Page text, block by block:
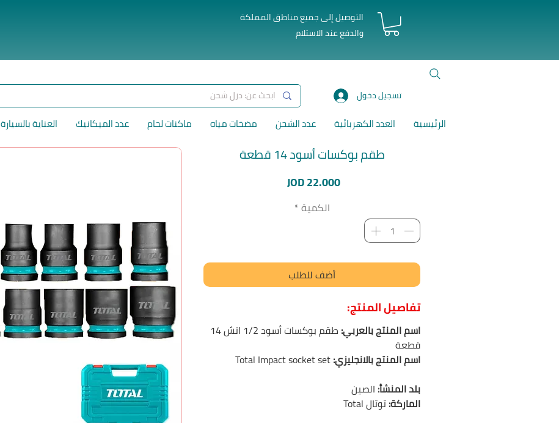
التوصيل إلى جميع مناطق المملكة
والدفع عند الاستلام
تسجيل دخول
الرئيسية العدد الكهربائية عدد الشحن مضخات مياه ماكنات لحام عدد الميكانيك العناية بالسيارة
طقم بوكسات أسود 14 قطعة
JOD 22.000السعر
الكمية*
أضف للطلب
تفاصيل المنتج:
اسم المنتج بالعربي:
طقم بوكسات أسود 1/2 انش 14
قطعة
اسم المنتج بالانجليزي:
بلد المنشأ: الصين
الماركة:توتال Total